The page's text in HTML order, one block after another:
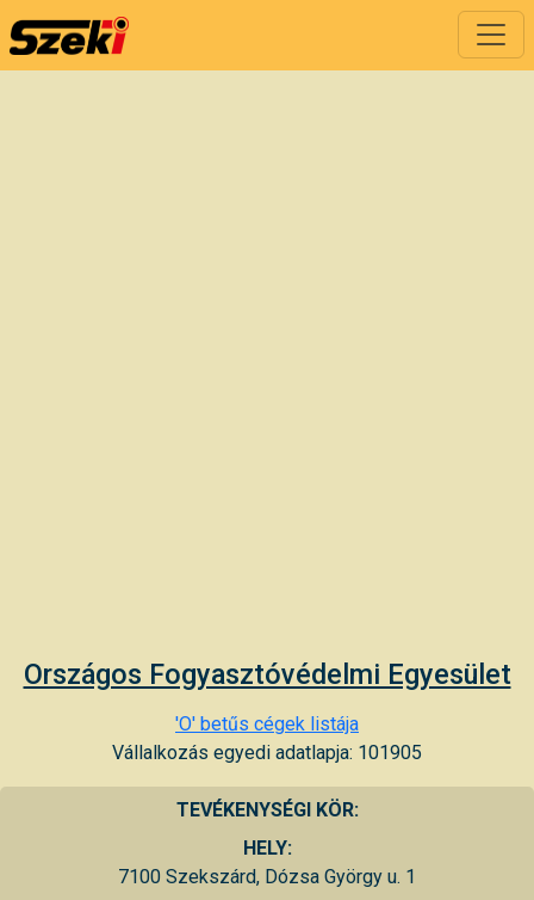
Országos Fogyasztóvédelmi Egyesület
'O' betűs cégek listája
Vállalkozás egyedi adatlapja: 101905
TEVÉKENYSÉGI KÖR:
HELY:
7100 Szekszárd, Dózsa György u. 1